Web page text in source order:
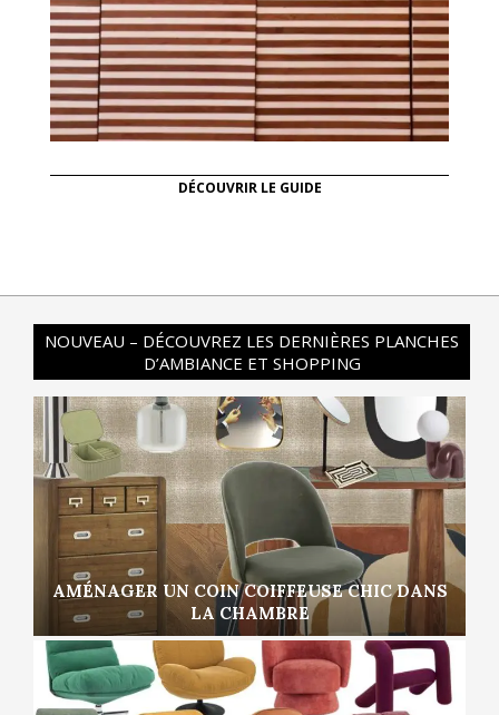
DÉCOUVRIR LE GUIDE
NOUVEAU – DÉCOUVREZ LES DERNIÈRES PLANCHES
D’AMBIANCE ET SHOPPING
AMÉNAGER UN COIN COIFFEUSE CHIC DANS
LA CHAMBRE